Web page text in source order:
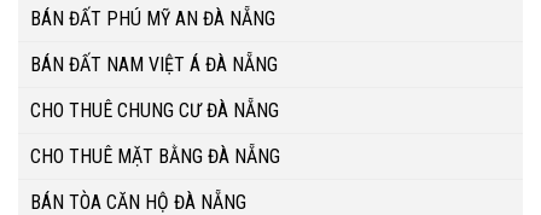
BÁN ĐẤT PHÚ MỸ AN ĐÀ NẴNG
BÁN ĐẤT NAM VIỆT Á ĐÀ NẴNG
CHO THUÊ CHUNG CƯ ĐÀ NẴNG
CHO THUÊ MẶT BẰNG ĐÀ NẴNG
BÁN TÒA CĂN HỘ ĐÀ NẴNG